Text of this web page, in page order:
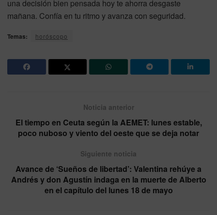
una decisión bien pensada hoy te ahorra desgaste
mañana. Confía en tu ritmo y avanza con seguridad.
Temas: horóscopo
Noticia anterior
El tiempo en Ceuta según la AEMET: lunes estable,
poco nuboso y viento del oeste que se deja notar
Siguiente noticia
Avance de ‘Sueños de libertad’: Valentina rehúye a
Andrés y don Agustín indaga en la muerte de Alberto
en el capítulo del lunes 18 de mayo